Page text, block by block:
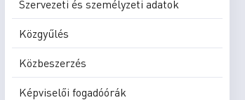
Szervezeti és személyzeti adatok
Közgyűlés
Közbeszerzés
Képviselői fogadóórák